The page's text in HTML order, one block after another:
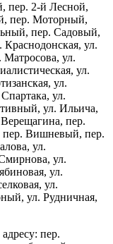
пер. 2-й Лесной,
пер. Моторный,
пер. Садовый,
ул.
Матросова, ул.
ул.
ул.
ул.
ул. Ильича,
пер.
пер. Вишневый, пер.
ул.
ул.
ул.
ул.
ул. Рудничная,
пер.